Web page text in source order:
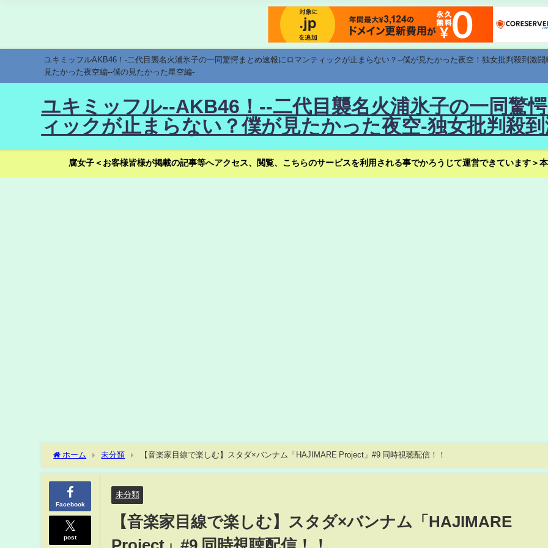
ユキミッフルAKB46！-二代目襲名火浦氷子の一同驚愕まとめ速報にロマンティックが止まらない？--僕が見たかった夜空！独女批判殺到激
見たかった夜空編--僕の見たかった星空編-
ユキミッフル--AKB46！--二代目襲名火浦氷子の一同驚
ィックが止まらない？僕が見たかった夜空-独女批判殺
腐女子＜お客様皆様が掲載の記事等へアクセス、閲覧、こちらのサービスを利用される事でかろうじて運営できています＞
ホーム 未分類 【音楽家目線で楽しむ】スタダ×バンナム「HAJIMARE Project」#9 同時視聴配信！！
Facebook
post
未分類
【音楽家目線で楽しむ】スタダ×バンナム「HAJIMARE